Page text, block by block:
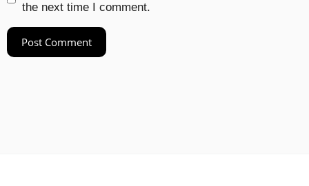
the next time I comment.